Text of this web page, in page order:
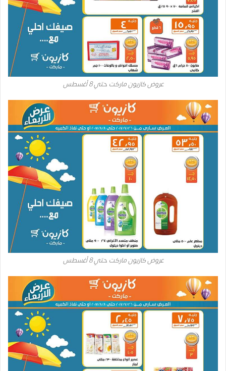
عروض كازيون ماركت حتي 8 أغسطس
عروض كازيون ماركت حتي 8 أغسطس